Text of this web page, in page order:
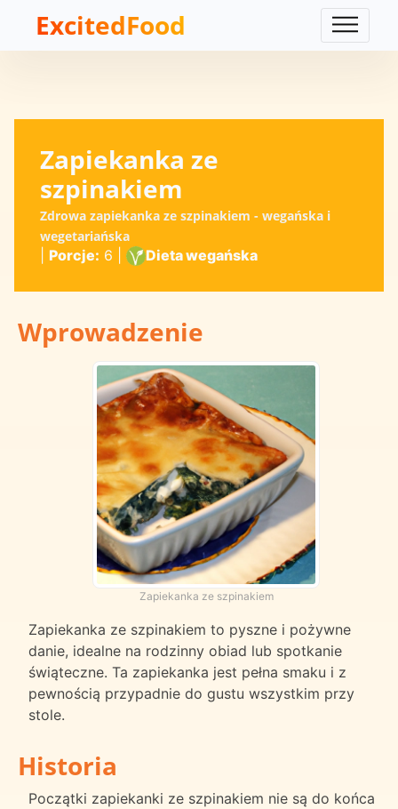
ExcitedFood
Zapiekanka ze
szpinakiem
Zdrowa zapiekanka ze szpinakiem - wegańska i
wegetariańska
Porcje: 6 Dieta wegańska
Wprowadzenie
Zapiekanka ze szpinakiem
Zapiekanka ze szpinakiem to pyszne i pożywne
danie, idealne na rodzinny obiad lub spotkanie
świąteczne. Ta zapiekanka jest pełna smaku i z
pewnością przypadnie do gustu wszystkim przy
stole.
Historia
Początki zapiekanki ze szpinakiem nie są do końca